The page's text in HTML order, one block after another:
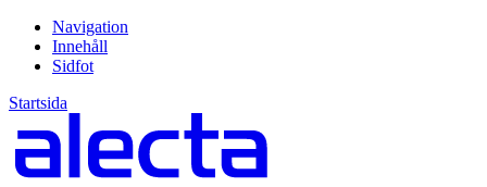
Navigation
Innehåll
Sidfot
Startsida